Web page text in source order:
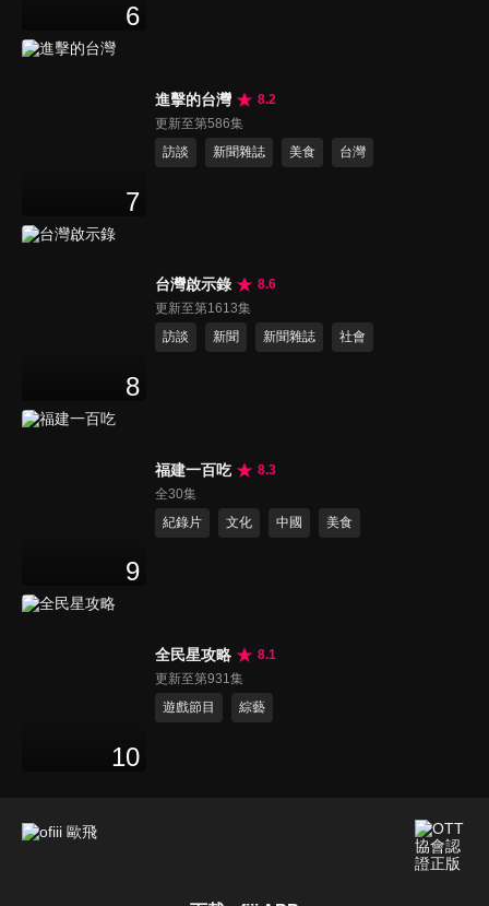
6
7
進擊的台灣
8.2
更新至第586集
訪談
新聞雜誌 美食 台灣
8
台灣啟示錄
8.6
更新至第1613集
訪談
新聞 新聞雜誌 社會
9
福建一百吃
8.3
全30集
紀錄片
文化 中國 美食
10
全民星攻略
8.1
更新至第931集
遊戲節目
綜藝